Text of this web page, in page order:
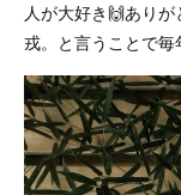
人が大好き🙌あり
戎。と言うことで